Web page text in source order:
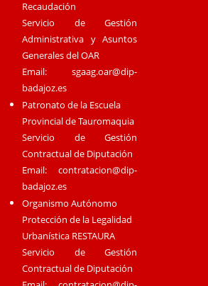
Recaudación
Servicio de Gestión
Administrativa y Asuntos
Generales del OAR
Email:sgaag.oar@dip-
badajoz.es
Patronato de la Escuela
Provincial de Tauromaquia
Servicio de Gestión
Contractual de Diputación
Email:contratacion@dip-
badajoz.es
Organismo Autónomo
Protección de la Legalidad
Urbanística RESTAURA
Servicio de Gestión
Contractual de Diputación